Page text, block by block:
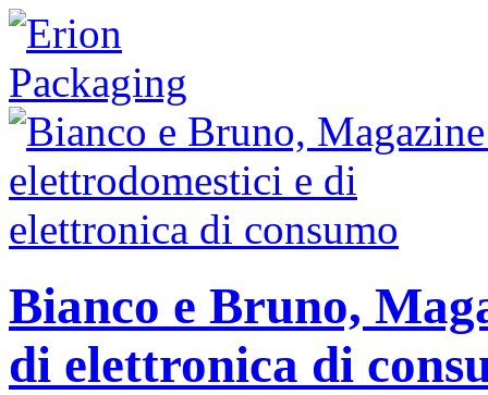
Bianco e Bruno,
di elettronica di